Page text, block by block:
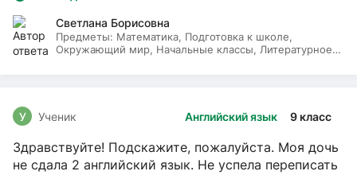
Светлана Борисовна
Предметы: Математика, Подготовка к школе,
Окружающий мир, Начальные классы, Литературное
Английский язык 9 класс
У Ученик
Здравствуйте! Подскажите, пожалуйста. Моя дочь
не сдала 2 английский язык. Не успела переписать